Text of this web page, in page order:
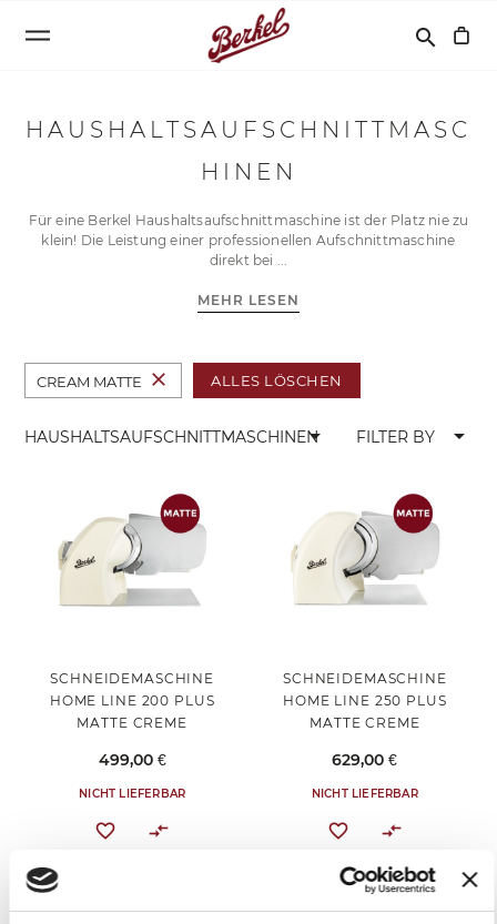
Suchen
search
HAUSHALTSAUFSCHNITTMASC
HINEN
Für eine Berkel Haushaltsaufschnittmaschine ist der Platz nie zu
klein! Die Leistung einer professionellen Aufschnittmaschine
direkt bei
MEHR LESEN
CREAM MATTE close ALLES LÖSCHEN
HAUSHALTSAUFSCHNITTMASCHINEN
arrow_drop_down FILTER BY arrow_drop_down
SCHNEIDEMASCHINE
HOME LINE 200 PLUS
MATTE CREME
499,00 €
NICHT LIEFERBAR
SCHNEIDEMASCHINE
HOME LINE 250 PLUS
MATTE CREME
629,00 €
NICHT LIEFERBAR
Sie haben das Ende des Elements erreicht.